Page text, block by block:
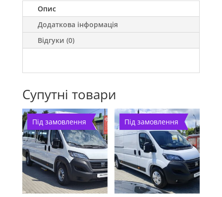
Опис
Додаткова інформація
Відгуки (0)
Супутні товари
Під замовлення Під замовлення